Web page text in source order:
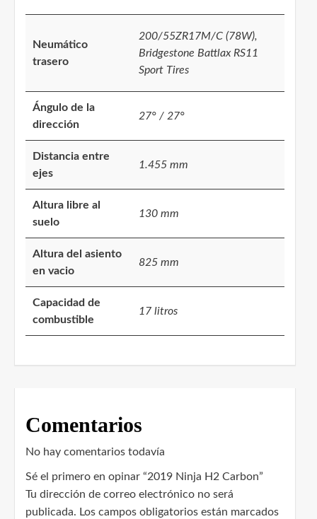
Neumático
trasero
200/55ZR17M/C (78W),
Bridgestone Battlax RS11
Sport Tires
Ángulo de la
dirección
27° / 27°
Distancia entre
ejes
1.455 mm
Altura libre al
suelo
130 mm
Altura del asiento
en vacio
825 mm
Capacidad de
combustible
17 litros
Comentarios
No hay comentarios todavía
Sé el primero en opinar “2019 Ninja H2 Carbon”
Tu dirección de correo electrónico no será
publicada. Los campos obligatorios están marcados